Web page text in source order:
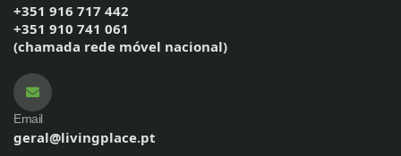
+351 916 717 442
+351 910 741 061
(chamada rede móvel nacional)
Email
geral@livingplace.pt